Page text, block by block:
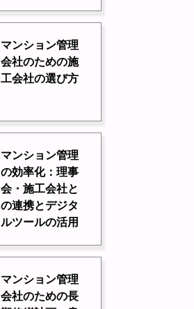
マンション管理
会社のための施
工会社の選び方
マンション管理
の効率化：理事
会・施工会社と
の連携とデジタ
ルツールの活用
マンション管理
会社のための長